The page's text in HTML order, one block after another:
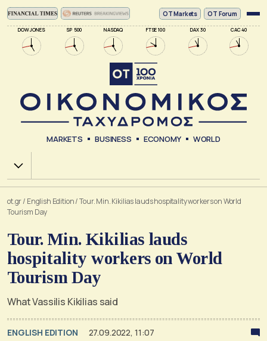
DOW JONES SP 500 NASDAQ FTSE 100 DAX 30 CAC 40
ΟΤ Markets OT Forum
MARKETS BUSINESS ECONOMY WORLD
Χ.Α.
ot.gr/ English Edition/Tour. Min. Kikilias lauds hospitality workers on World
Tourism Day
Tour. Min. Kikilias lauds
hospitality workers on World
Tourism Day
What Vassilis Kikilias said
ENGLISH EDITION 27.09.2022, 11:07